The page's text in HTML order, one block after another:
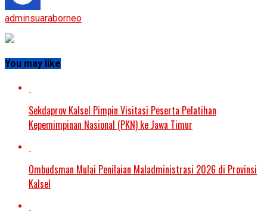
adminsuaraborneo
You may like
Sekdaprov Kalsel Pimpin Visitasi Peserta Pelatihan
Kepemimpinan Nasional (PKN) ke Jawa Timur
Ombudsman Mulai Penilaian Maladministrasi 2026 di Provinsi
Kalsel